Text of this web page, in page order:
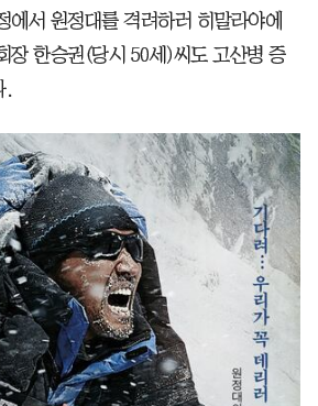
에서 원정대를 격려하러 히말라야에
장 한승권(당시 50세)씨도 고산병 증
.